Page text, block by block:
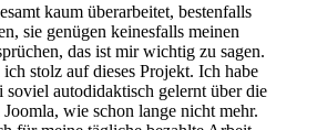
kaum überarbeitet, bestenfalls
sie genügen keinesfalls meinen
das ist mir wichtig zu sagen.
stolz auf dieses Projekt. Ich habe
soviel autodidaktisch gelernt über die
wie schon lange nicht mehr.